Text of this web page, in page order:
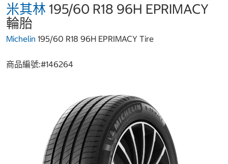
米其林 195/60 R18 96H EPRIMACY
輪胎
Michelin 195/60 R18 96H EPRIMACY Tire
商品編號:#146264